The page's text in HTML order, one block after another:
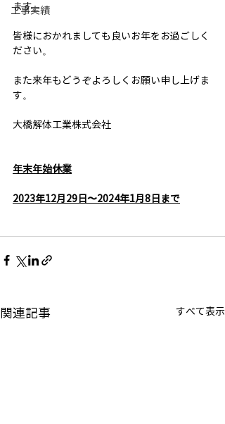
工事実績
ます。
皆様におかれましても良いお年をお過ごしく
ださい。
また来年もどうぞよろしくお願い申し上げま
す。
大橋解体工業株式会社
年末年始休業
2023年12月29日〜2024年1月8日まで
関連記事 すべて表示